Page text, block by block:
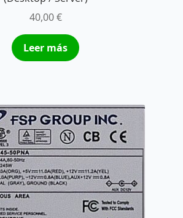
40,00€
Leer más